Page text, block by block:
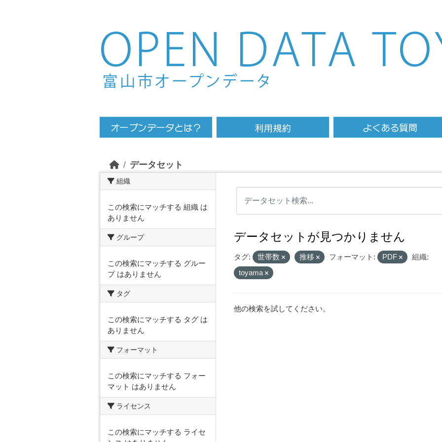
Skip to main content
データセット
組織
この検索にマッチする 組織 は
ありません
グループ
この検索にマッチする グルー
プ はありません
タグ
この検索にマッチする タグ は
ありません
フォーマット
この検索にマッチする フォー
マット はありません
ライセンス
この検索にマッチする ライセ
データセットが見つかりません
タグ: 世帯数 推移 フォーマット: PDF
組織:
toyama
他の検索を試してください。